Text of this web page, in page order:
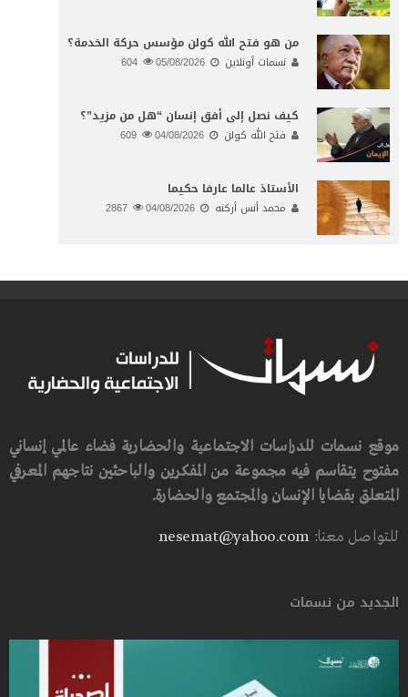
من هو فتح الله كولن مؤسس حركة الخدمة؟
نسمات أونلاين 05/08/2026
كيف نصل إلى أفق إنسان “هل من مزيد”؟
فتح الله كولن 04/08/2026
الأستاذ عالما عارفا حكيما
محمد أنس أركنه 04/08/2026
موقع نسمات للدراسات الاجتماعية والحضارية فضاء عالمي إنساني
مفتوح يتقاسم فيه مجموعة من المفكرين والباحثين نتاجهم المعرفي
المتعلق بقضايا الإنسان والمجتمع والحضارة.
للتواصل معنا:nesemat@yahoo.com
الجديد من نسمات